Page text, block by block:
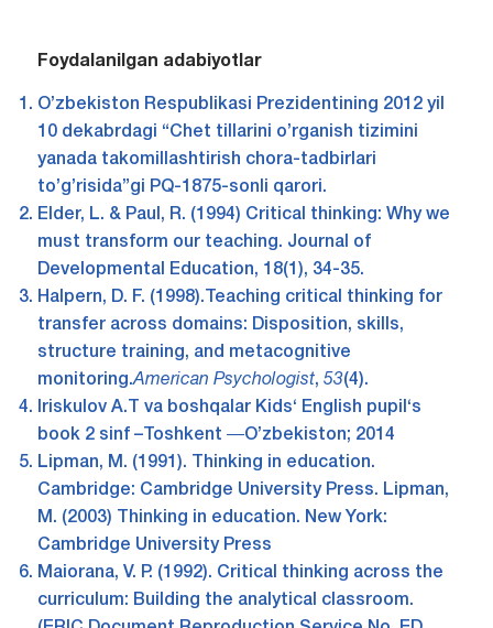
Foydalanilgan adabiyotlar
O’zbekiston Respublikasi Prezidentining 2012 yil
10 dekabrdagi “Chet tillarini o’rganish tizimini
yanada takomillashtirish chora-tadbirlari
to’g’risida”gi PQ-1875-sonli qarori.
Elder, L. & Paul, R. (1994) Critical thinking: Why we
must transform our teaching. Journal of
Developmental Education, 18(1), 34-35.
Halpern, D. F. (1998).Teaching critical thinking for
transfer across domains: Disposition, skills,
structure training, and metacognitive
monitoring.American Psychologist, 53(4).
Iriskulov A.T va boshqalar Kids‘ English pupil‘s
book 2 sinf –Toshkent ―O’zbekiston; 2014
Lipman, M. (1991). Thinking in education.
Cambridge: Cambridge University Press. Lipman,
M. (2003) Thinking in education. New York:
Cambridge University Press
Maiorana, V. P. (1992). Critical thinking across the
curriculum: Building the analytical classroom.